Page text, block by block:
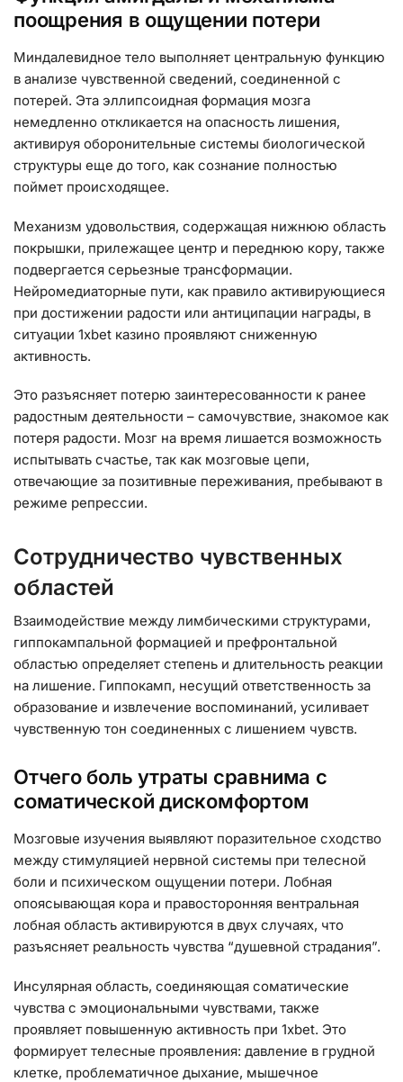
поощрения в ощущении потери
Миндалевидное тело выполняет центральную функцию
в анализе чувственной сведений, соединенной с
потерей. Эта эллипсоидная формация мозга
немедленно откликается на опасность лишения,
активируя оборонительные системы биологической
структуры еще до того, как сознание полностью
поймет происходящее.
Механизм удовольствия, содержащая нижнюю область
покрышки, прилежащее центр и переднюю кору, также
подвергается серьезные трансформации.
Нейромедиаторные пути, как правило активирующиеся
при достижении радости или антиципации награды, в
ситуации 1xbet казино проявляют сниженную
активность.
Это разъясняет потерю заинтересованности к ранее
радостным деятельности – самочувствие, знакомое как
потеря радости. Мозг на время лишается возможность
испытывать счастье, так как мозговые цепи,
отвечающие за позитивные переживания, пребывают в
режиме репрессии.
Сотрудничество чувственных
областей
Взаимодействие между лимбическими структурами,
гиппокампальной формацией и префронтальной
областью определяет степень и длительность реакции
на лишение. Гиппокамп, несущий ответственность за
образование и извлечение воспоминаний, усиливает
чувственную тон соединенных с лишением чувств.
Отчего боль утраты сравнима с
соматической дискомфортом
Мозговые изучения выявляют поразительное сходство
между стимуляцией нервной системы при телесной
боли и психическом ощущении потери. Лобная
опоясывающая кора и правосторонняя вентральная
лобная область активируются в двух случаях, что
разъясняет реальность чувства “душевной страдания”.
Инсулярная область, соединяющая соматические
чувства с эмоциональными чувствами, также
проявляет повышенную активность при 1xbet. Это
формирует телесные проявления: давление в грудной
клетке, проблематичное дыхание, мышечное